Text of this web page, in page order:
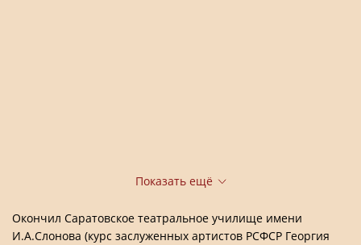
Показать ещё
Окончил Саратовское театральное училище имени
И.А.Слонова (курс заслуженных артистов РСФСР Георгия